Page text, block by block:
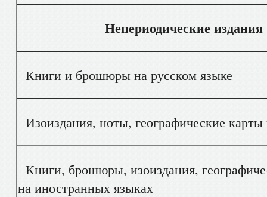
Непериодические издания
Книги и брошюры на русском языке
Изоиздания, ноты, географические
Книги, брошюры, изоиздания,
на иностранных языках